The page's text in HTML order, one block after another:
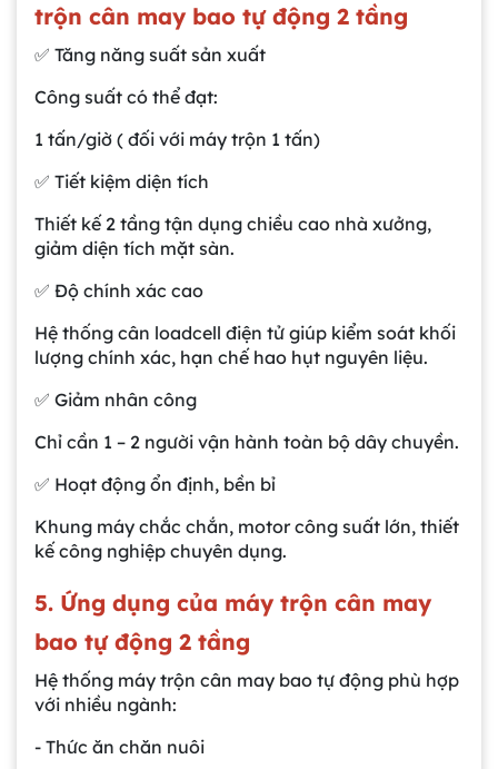
trộn cân may bao tự động 2 tầng
✅ Tăng năng suất sản xuất
Công suất có thể đạt:
1 tấn/giờ ( đối với máy trộn 1 tấn)
✅ Tiết kiệm diện tích
Thiết kế 2 tầng tận dụng chiều cao nhà xưởng,
giảm diện tích mặt sàn.
✅ Độ chính xác cao
Hệ thống cân loadcell điện tử giúp kiểm soát khối
lượng chính xác, hạn chế hao hụt nguyên liệu.
✅ Giảm nhân công
Chỉ cần 1 – 2 người vận hành toàn bộ dây chuyền.
✅ Hoạt động ổn định, bền bỉ
Khung máy chắc chắn, motor công suất lớn, thiết
kế công nghiệp chuyên dụng.
5. Ứng dụng của máy trộn cân may
bao tự động 2 tầng
Hệ thống máy trộn cân may bao tự động phù hợp
với nhiều ngành:
- Thức ăn chăn nuôi